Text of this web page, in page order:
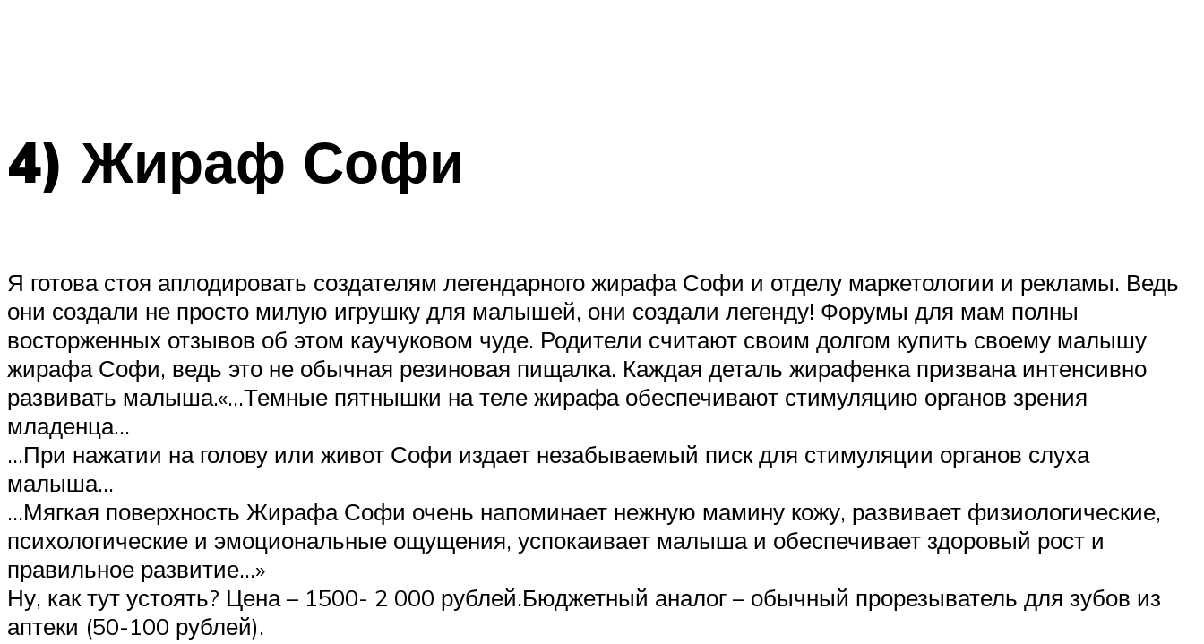
4) Жираф Софи
Я готова стоя аплодировать создателям легендарного жирафа Софи и отделу маркетологии и рекламы. Ведь
они создали не просто милую игрушку для малышей, они создали легенду! Форумы для мам полны
восторженных отзывов об этом каучуковом чуде. Родители считают своим долгом купить своему малышу
жирафа Софи, ведь это не обычная резиновая пищалка. Каждая деталь жирафенка призвана интенсивно
развивать малыша.«…Темные пятнышки на теле жирафа обеспечивают стимуляцию органов зрения
младенца…
…При нажатии на голову или живот Софи издает незабываемый писк для стимуляции органов слуха
малыша…
…Мягкая поверхность Жирафа Софи очень напоминает нежную мамину кожу, развивает физиологические,
психологические и эмоциональные ощущения, успокаивает малыша и обеспечивает здоровый рост и
правильное развитие…»
Ну, как тут устоять? Цена – 1500- 2 000 рублей.Бюджетный аналог – обычный прорезыватель для зубов из
аптеки (50-100 рублей).